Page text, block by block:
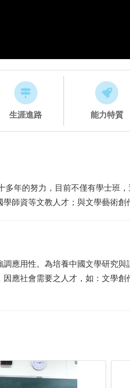
生涯進路 能力特質
年的努力，目前不僅有學士班
師資等文教人才；與文學藝術創
應用性。為培養中國文學研究與
應社會需要之人才，如：文學